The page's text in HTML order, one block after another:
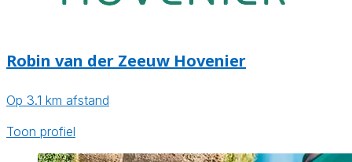
Robin van der Zeeuw Hovenier
Op 3.1 km afstand
Toon profiel